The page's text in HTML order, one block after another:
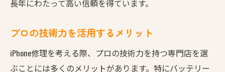
長年にわたって高い信頼を得ています。
プロの技術力を活用するメリット
iPhone修理を考える際、プロの技術力を持つ専門店を選
ぶことには多くのメリットがあります。特にバッテリー